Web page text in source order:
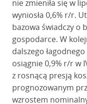
nie zmieniła się w
wyniosła 0,6% r/r.
bazowa świadczy o
gospodarce. W
dalszego
osiągnie 0,9% r/r w
z rosnącą presją
prognozowanym
wzrostem